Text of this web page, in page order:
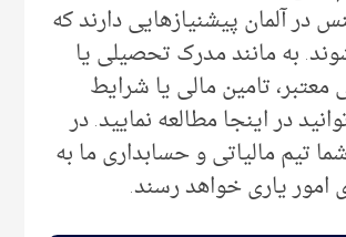
در آلمان پیشنیاز‌هایی‌ دارند که
به مانند مدرک تحصیلی‌ یا
تامین مالی‌ یا شرایط
در اینجا مطالعه نمایید. در
تیم‌ مالیاتی و حسابداری ما به
امور یاری خواهد رسند.